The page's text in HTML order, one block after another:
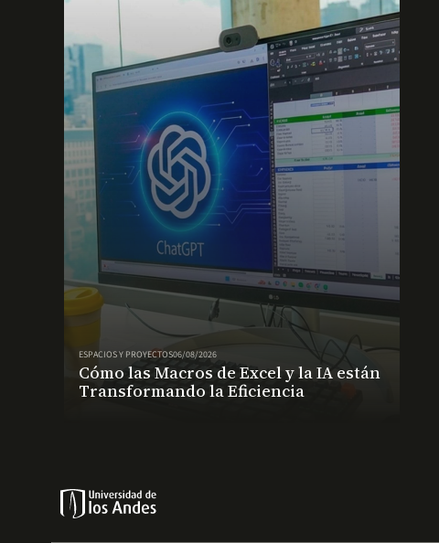
ESPACIOS Y PROYECTOS06/08/2026
Cómo las Macros de Excel y la IA están
Transformando la Eficiencia